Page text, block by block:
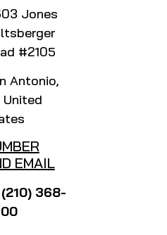
Jones
#2105
Antonio,
United
EMAIL
(210) 368-